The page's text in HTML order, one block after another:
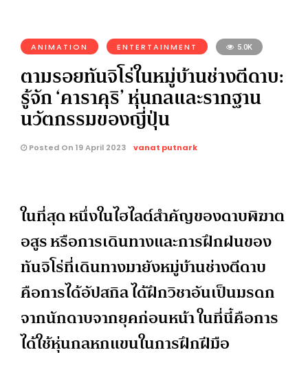
ANIMATION ENTERTAINMENT 5.0K
ตามรอยทันจิโร่ในหมู่บ้านช่างตีดาบ:
รู้จัก ‘คาราคุริ’ หุ่นกลและรากฐาน
นวัตกรรมของญี่ปุ่น
Posted On 19 April 2023 vanat putnark
ในที่สุด หนึ่งในไฮไลต์สำคัญของดาบพิฆาต
อสูร หรือการเดินทางและการฝึกฝนของ
ทันจิโร่ที่เดินทางมายังหมู่บ้านช่างตีดาบ
คือการได้อัปสกิล ได้ฝึกวิชาอันเป็นมรดก
จากนักดาบจากยุคก่อนหน้า ในที่นี้คือการ
ได้ใช้หุ่นกลหกแขนในการฝึกฝีมือ